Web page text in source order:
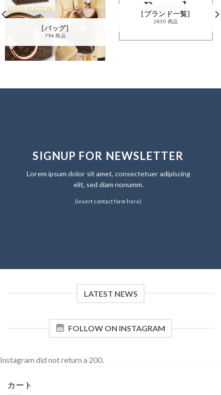
[バッグ]
794 商品
[ブランド一覧]
2830 商品
SIGNUP FOR NEWSLETTER
Lorem ipsum dolor sit amet, consectetuer adipiscing
elit, sed diam nonumm.
(insert contact form here)
LATEST NEWS
FOLLOW ON INSTAGRAM
Instagram did not return a 200.
カート